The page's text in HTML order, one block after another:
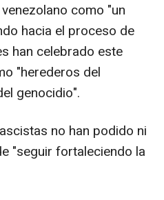
como "un
hacia el proceso de
han celebrado este
"herederos del
genocidio".
no han podido ni
"seguir fortaleciendo la